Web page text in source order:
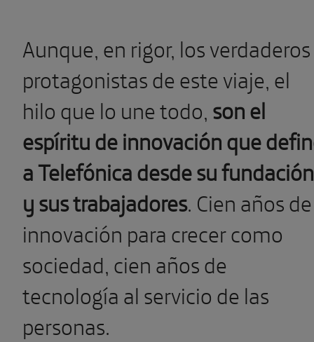
Aunque, en rigor, los verdaderos
protagonistas de este viaje, el
hilo que lo une todo,son el
espíritu de innovación que
a Telefónica desde su fundación
y sus trabajadores. Cien años de
innovación para crecer como
sociedad, cien años de
tecnología al servicio de las
personas.